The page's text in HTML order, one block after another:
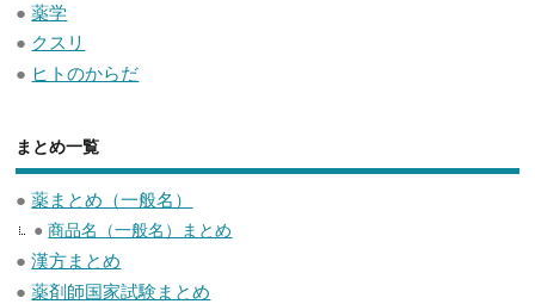
●薬学
● クスリ
● ヒトのからだ
まとめ一覧
●薬まとめ（一般名）
●商品名（一般名）まとめ
●漢方まとめ
●薬剤師国家試験まとめ